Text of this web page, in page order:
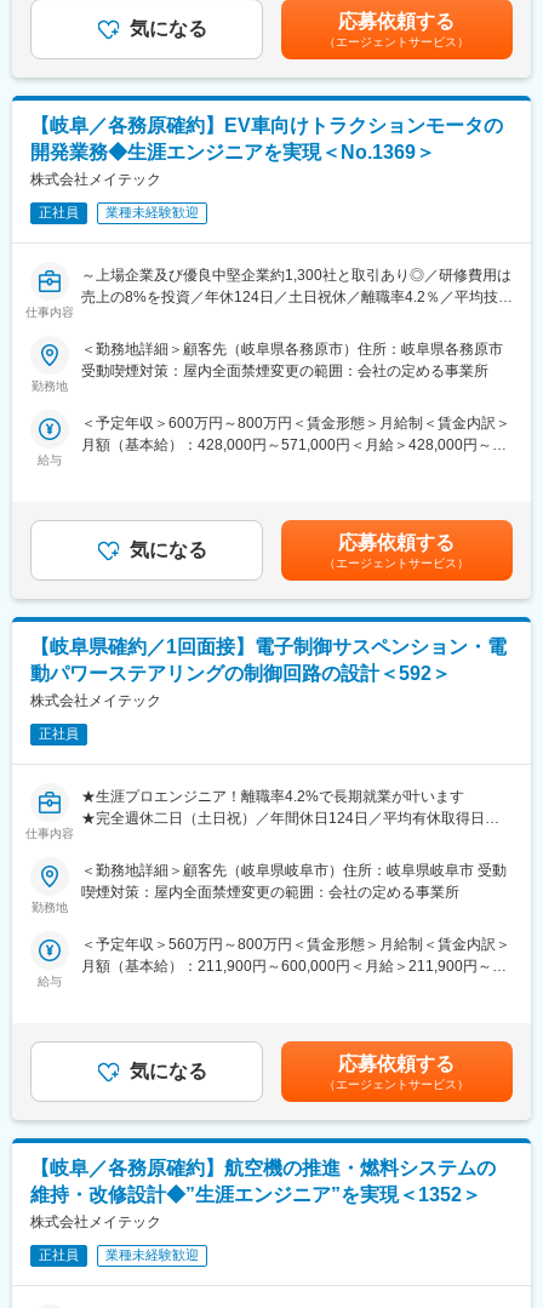
■教育／研修体制：
・長年構築してきた教育／研修体制により、エンジニアは常に顧
客のニーズに応えられるよう最新技術を学び続けています。現役
エンジニアが講師を務め、実用性の高いスキル／知識を教育し、
戦力となる人材を育成します。さらに、コミュニケーション力や
業務推進力といった人間力も向上させ、現場のチーム力アップに
貢献しています。
■主要取引先：
株式会社デンソー／ソニーセミコンダクタソリューションズ株式
会社／三菱重工業株式会社／パナソニック株式会社／株式会社ニ
コン／トヨタ自動車株式会社／株式会社日立ハイテク／株式会社
SUBARU／株式会社デンソーテン／テルモ株式会社 など約1300
社
■当社について：
・当社はエンジニア派遣に特化し、自動車、産業用機器、半導
とし、AIやIoTなどの技術革新に対応しています。
・6～10人
■チーム構成内当社メンバー：
★離職率4.2%で長期就業を叶えられます！
★完全週休二日（土日祝）／年間休日124日／平均有休取得日数
上開催！
気になる 応募依頼する
（エージェントサービス）
【岐阜／各務原確約】EV車向けトラクションモータの
開発業務◆生涯エンジニアを実現＜No.1369＞
株式会社メイテック
正社員 業種未経験歓迎
仕事内容
～上場企業及び優良中堅企業約1,300社と取引あり◎／研修費用は
売上の8%を投資／年休124日／土日祝休／離職率4.2％／平均技術
＜魅力・ポイント＞
また、要素技術開発フェーズからの参加するため、課題解決能力
が身に付きます。
の開発業務を担当します。精密減速機の研究開発として、基礎研
究から製品化に向けた要素技術の開発を行います。具体的には、
歯車の設計・解析・実験・試作に関する計画立案から指導・実行
までを通じて、開発テーマを推進していただきます。
■チーム構成の内：
・当社メンバー：チームリーダーからの指示あり。但し課題を自
走して解決できる必要あり。
コン／トヨタ自動車株式会社／株式会社日立ハイテク／株式会社
SUBARU／株式会社デンソーテン／テルモ株式会社 など約1300
■当社について：
特に設計開発から評価試験までのミドルレンジの製品開発を強み
とし、AIやIoTなどの技術革新に対応しています。
長年構築してきた教育・研修体制により、エンジニアは常に顧客
のニーズに応えられるよう最新技術を学び続けています。現役エ
ンジニアが講師を務め、実用性の高いスキル・知識を教育し、戦
力となる人材を育成します。さらに、コミュニケーション力や業
務推進力といった人間力も向上させ、現場のチーム力アップに貢
献しています。
変更の範囲：会社の定める業務
勤務地
＜勤務地詳細＞顧客先（岐阜県各務原市）住所：岐阜県各務原市
受動喫煙対策：屋内全面禁煙変更の範囲：会社の定める事業所
給与
＜予定年収＞600万円～800万円＜賃金形態＞月給制＜賃金内訳＞
月額（基本給）：428,000円～571,000円＜月給＞428,000円～
目安の金額であり、選考を通じて上下する可能性があります。月
給(月額)は固定手当を含めた表記です。
気になる 応募依頼する
（エージェントサービス）
【岐阜県確約／1回面接】電子制御サスペンション・電
動パワーステアリングの制御回路の設計＜592＞
株式会社メイテック
正社員
仕事内容
★生涯プロエンジニア！離職率4.2%で長期就業が叶います
★完全週休二日（土日祝）／年間休日124日／平均有休取得日数
★充実した育成体制でエンジニア主催の技術勉強会も年1000回以
上開催！
自動車の乗り心地を大きく左右する振動吸収装置の開発業務。
ECU、マイコン、パワー系駆動回路の各種制御回路の開発PJにお
自動車業界内の技術革新の中でも最も注目・注力されていると言
ってもよいEVシフトに直結する業務です。同時に未来の自動運転
社会においてはドライバーが運転から解放され乗り心地に高い付
加価値が求められるようになっていくと予測されています。そん
な中で今後車体の振動制御技術はますます注目が高まっていくこ
とが期待されています。
■チーム構成：
6～10人（内当社メンバー3～5人）が在籍しています。
勤務地
＜勤務地詳細＞顧客先（岐阜県岐阜市）住所：岐阜県岐阜市 受動
喫煙対策：屋内全面禁煙変更の範囲：会社の定める事業所
給与
＜予定年収＞560万円～800万円＜賃金形態＞月給制＜賃金内訳＞
月額（基本給）：211,900円～600,000円＜月給＞211,900円～
目安の金額であり、選考を通じて上下する可能性があります。月
給(月額)は固定手当を含めた表記です。
気になる 応募依頼する
（エージェントサービス）
【岐阜／各務原確約】航空機の推進・燃料システムの
維持・改修設計◆”生涯エンジニア”を実現＜1352＞
株式会社メイテック
正社員 業種未経験歓迎